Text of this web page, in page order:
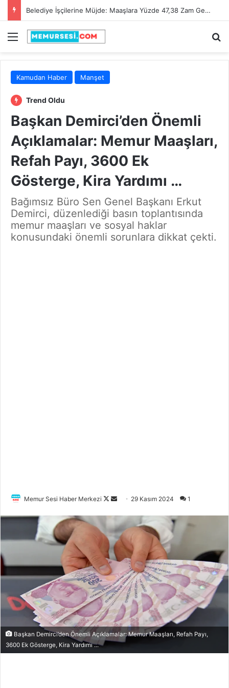
Belediye İşçilerine Müjde: Maaşlara Yüzde 47,38 Zam Geldi!
Menü
Kamudan Haber Manşet
Trend Oldu
Başkan Demirci’den Önemli
Açıklamalar: Memur Maaşları,
Refah Payı, 3600 Ek
Gösterge, Kira Yardımı …
Bağımsız Büro Sen Genel Başkanı Erkut
Demirci, düzenlediği basın toplantısında
memur maaşları ve sosyal haklar
konusundaki önemli sorunlara dikkat çekti.
Memur Sesi Haber Merkezi
F
l
o
w
o
n
X
r
e
p
o
s
t
a
g
ö
29 Kasım 2024 1
Başkan Demirci’den Önemli Açıklamalar: Memur Maaşları, Refah Payı,
3600 Ek Gösterge, Kira Yardımı ...